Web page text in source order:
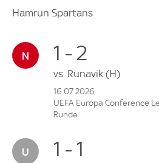
Hamrun Spartans
1 - 2
vs. Runavik (H)
16.07.2026
UEFA Europa Conference
Runde
1 - 1